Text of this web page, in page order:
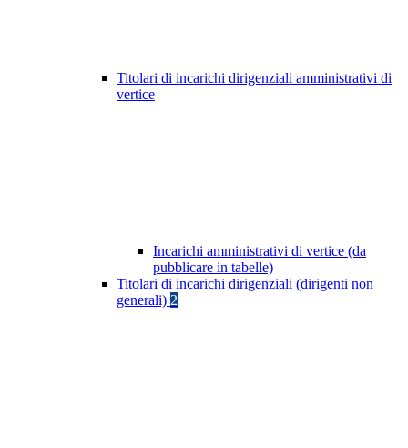
Titolari di incarichi dirigenziali amministrativi di
vertice
Incarichi amministrativi di vertice (da
pubblicare in tabelle)
Titolari di incarichi dirigenziali (dirigenti non
generali) 2